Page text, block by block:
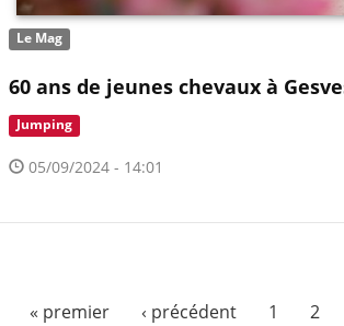
Le Mag
60 ans de jeunes chevaux à
Jumping
05/09/2024 - 14:01
« premier ‹ précédent 1 2